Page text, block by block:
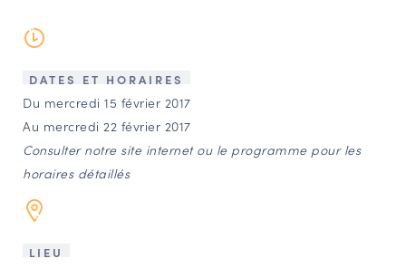
Agenda
Annuaire
Ressources
OFFRES D’EMPLOI ET DE STAGE
DATES ET HORAIRES
Du mercredi 15 février 2017
Au mercredi 22 février 2017
Consulter notre site internet ou le programme pour les
horaires détaillés
LIEU